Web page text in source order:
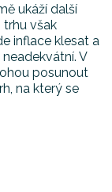
ukáží další
však
inflace klesat a
V
posunout
na který se